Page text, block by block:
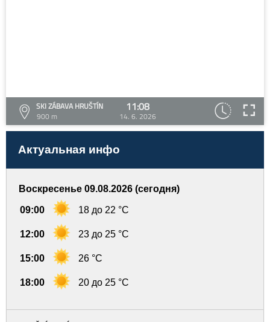
SKI ZÁBAVA HRUŠTÍN
900 m
11:08
14. 6. 2026
Актуальная инфо
Воскресенье 09.08.2026 (сегодня)
09:00 18 до 22 °C
12:00 23 до 25 °C
15:00 26 °C
18:00 20 до 25 °C